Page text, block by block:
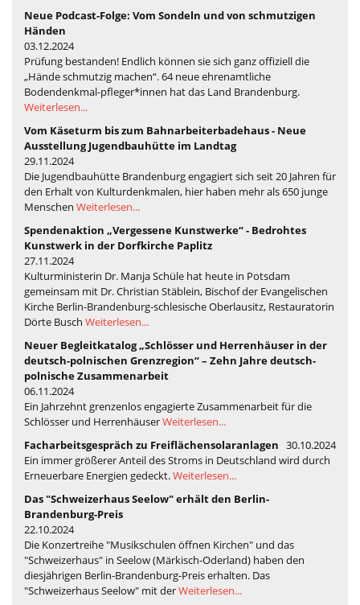
Neue Podcast-Folge: Vom Sondeln und von schmutzigen
Händen
03.12.2024
Prüfung bestanden! Endlich können sie sich ganz offiziell die
„Hände schmutzig machen“. 64 neue ehrenamtliche
Bodendenkmal-pfleger*innen hat das Land Brandenburg.
Weiterlesen...
Vom Käseturm bis zum Bahnarbeiterbadehaus - Neue
Ausstellung Jugendbauhütte im Landtag
29.11.2024
Die Jugendbauhütte Brandenburg engagiert sich seit 20 Jahren für
den Erhalt von Kulturdenkmalen, hier haben mehr als 650 junge
Menschen Weiterlesen...
Spendenaktion „Vergessene Kunstwerke“ - Bedrohtes
Kunstwerk in der Dorfkirche Paplitz
27.11.2024
Kulturministerin Dr. Manja Schüle hat heute in Potsdam
gemeinsam mit Dr. Christian Stäblein, Bischof der Evangelischen
Kirche Berlin-Brandenburg-schlesische Oberlausitz, Restauratorin
Dörte Busch Weiterlesen...
Neuer Begleitkatalog „Schlösser und Herrenhäuser in der
deutsch-polnischen Grenzregion“ – Zehn Jahre deutsch-
polnische Zusammenarbeit
06.11.2024
Ein Jahrzehnt grenzenlos engagierte Zusammenarbeit für die
Schlösser und HerrenhäuserWeiterlesen...
Facharbeitsgespräch zu Freiflächensolaranlagen 30.10.2024
Ein immer größerer Anteil des Stroms in Deutschland wird durch
Erneuerbare Energien gedeckt.Weiterlesen...
Das "Schweizerhaus Seelow" erhält den Berlin-
Brandenburg-Preis
22.10.2024
Die Konzertreihe "Musikschulen öffnen Kirchen" und das
"Schweizerhaus" in Seelow (Märkisch-Oderland) haben den
diesjährigen Berlin-Brandenburg-Preis erhalten. Das
"Schweizerhaus Seelow" mit derWeiterlesen...